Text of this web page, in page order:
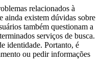
relacionados à
ainda existem dúvidas sobre
também questionam a
serviços de busca.
identidade. Portanto, é
ou pedir informações